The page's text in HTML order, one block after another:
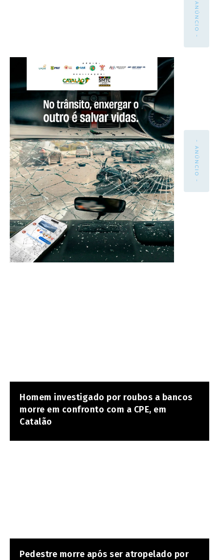
- ANÚNCIO -
- ANÚNCIO -
Homem investigado por roubos a bancos
morre em confronto com a CPE, em
Catalão
Pedestre morre após ser atropelado por